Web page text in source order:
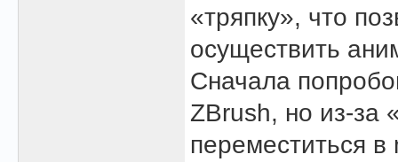
«тряпку», что
осуществить
Сначала
ZBrush, но из-за
переместиться